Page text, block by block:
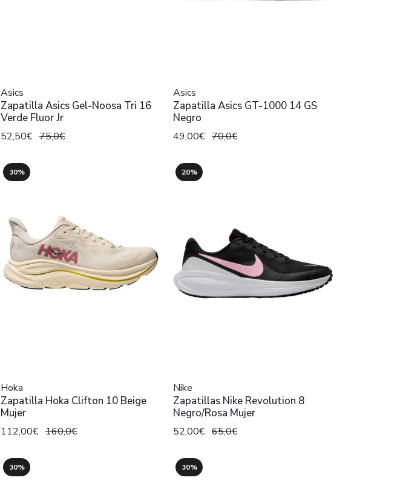
Asics
Zapatilla Asics Gel-Noosa Tri 16
Verde Fluor Jr
52,50€ 75,0€
Asics
Zapatilla Asics GT-1000 14 GS
Negro
49,00€ 70,0€
30%
Hoka
Zapatilla Hoka Clifton 10 Beige
Mujer
112,00€ 160,0€
20%
Nike
Zapatillas Nike Revolution 8
Negro/Rosa Mujer
52,00€ 65,0€
30% 30%